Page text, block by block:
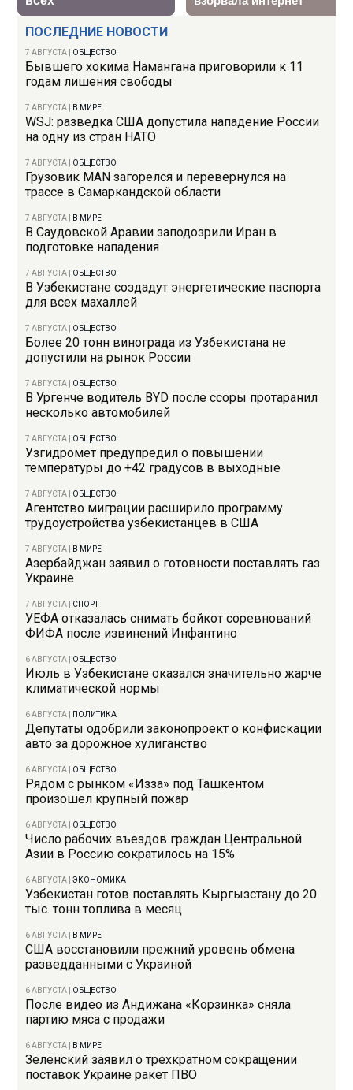
ПОСЛЕДНИЕ НОВОСТИ
7 АВГУСТА ОБЩЕСТВО
Бывшего хокима Намангана приговорили к 11
годам лишения свободы
7 АВГУСТА В МИРЕ
WSJ: разведка США допустила нападение России
на одну из стран НАТО
7 АВГУСТА ОБЩЕСТВО
Грузовик MAN загорелся и перевернулся на
трассе в Самаркандской области
7 АВГУСТА В МИРЕ
В Саудовской Аравии заподозрили Иран в
подготовке нападения
7 АВГУСТА ОБЩЕСТВО
В Узбекистане создадут энергетические паспорта
для всех махаллей
7 АВГУСТА ОБЩЕСТВО
Более 20 тонн винограда из Узбекистана не
допустили на рынок России
7 АВГУСТА ОБЩЕСТВО
В Ургенче водитель BYD после ссоры протаранил
несколько автомобилей
7 АВГУСТА ОБЩЕСТВО
Узгидромет предупредил о повышении
температуры до +42 градусов в выходные
7 АВГУСТА ОБЩЕСТВО
Агентство миграции расширило программу
трудоустройства узбекистанцев в США
7 АВГУСТА В МИРЕ
Азербайджан заявил о готовности поставлять газ
Украине
7 АВГУСТА СПОРТ
УЕФА отказалась снимать бойкот соревнований
ФИФА после извинений Инфантино
6 АВГУСТА ОБЩЕСТВО
Июль в Узбекистане оказался значительно жарче
климатической нормы
6 АВГУСТА ПОЛИТИКА
Депутаты одобрили законопроект о конфискации
авто за дорожное хулиганство
6 АВГУСТА ОБЩЕСТВО
Рядом с рынком «Изза» под Ташкентом
произошел крупный пожар
6 АВГУСТА ОБЩЕСТВО
Число рабочих въездов граждан Центральной
Азии в Россию сократилось на 15%
6 АВГУСТА |ЭКОНОМИКА
Узбекистан готов поставлять Кыргызстану до 20
тыс. тонн топлива в месяц
6 АВГУСТА В МИРЕ
США восстановили прежний уровень обмена
разведданными с Украиной
6 АВГУСТА ОБЩЕСТВО
После видео из Андижана «Корзинка» сняла
партию мяса с продажи
6 АВГУСТА В МИРЕ
Зеленский заявил о трехкратном сокращении
поставок Украине ракет ПВО